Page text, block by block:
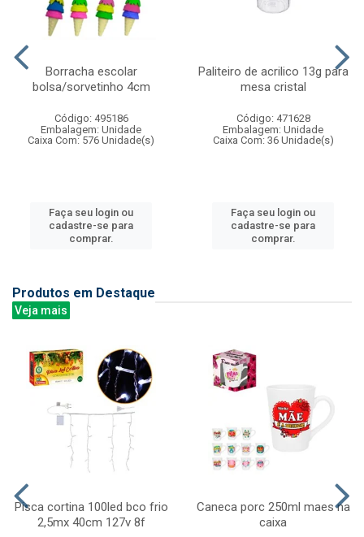
Borracha escolar
bolsa/sorvetinho 4cm
Código: 495186
Embalagem: Unidade
Caixa Com: 576 Unidade(s)
Faça seu login ou
cadastre-se para
comprar.
Paliteiro de acrilico 13g para
mesa cristal
Código: 471628
Embalagem: Unidade
Caixa Com: 36 Unidade(s)
Faça seu login ou
cadastre-se para
comprar.
Produtos em Destaque
Veja mais
Pisca cortina 100led bco frio
2,5mx 40cm 127v 8f
Caneca porc 250ml maes na
caixa